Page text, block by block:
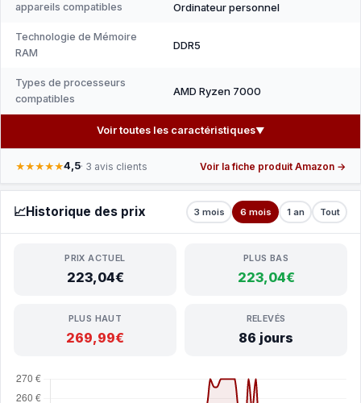
appareils compatibles Ordinateur personnel
Technologie de Mémoire
RAM
DDR5
Types de processeurs
compatibles
AMD Ryzen 7000
Voir toutes les caractéristiques▼
★★★★★4,5· 3 avis clients Voir la fiche produit Amazon →
📈Historique des prix 3 mois 6 mois 1 an Tout
PRIX ACTUEL
223,04€
PLUS BAS
223,04€
PLUS HAUT
269,99€
RELEVÉS
86 jours